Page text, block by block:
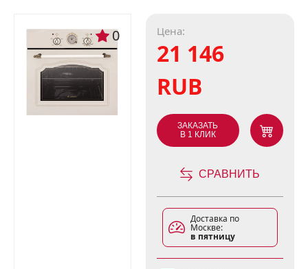
0 Цена:
21 146
RUB
ЗАКАЗАТЬ
В 1 КЛИК
СРАВНИТЬ
Доставка по
Москве:
в пятницу